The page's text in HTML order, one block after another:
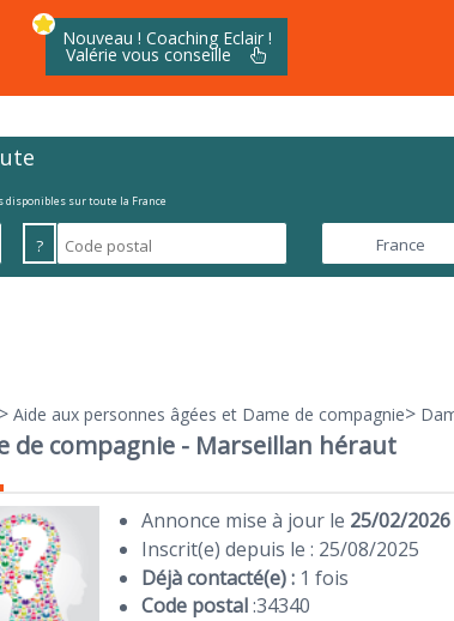
Nouveau ! Coaching Eclair !
Valérie vous conseille
disponibles sur toute la France
?
> Aide aux personnes âgées et Dame de compagnie>
de compagnie - Marseillan héraut
Annonce mise à jour le 25/02/2026
Inscrit(e) depuis le : 25/08/2025
Déjà contacté(e) : 1 fois
Code postal:34340